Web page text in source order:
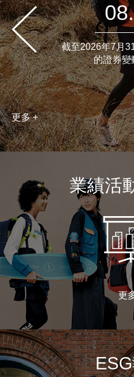
截至2026年7月
的證券變
更多 +
業績活
更